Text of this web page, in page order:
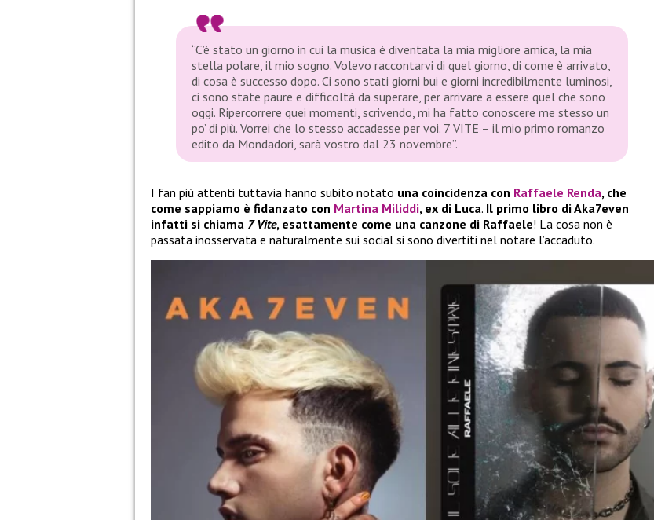
“C’è stato un giorno in cui la musica è diventata la mia migliore amica, la mia
stella polare, il mio sogno. Volevo raccontarvi di quel giorno, di come è arrivato,
di cosa è successo dopo. Ci sono stati giorni bui e giorni incredibilmente luminosi,
ci sono state paure e difficoltà da superare, per arrivare a essere quel che sono
oggi. Ripercorrere quei momenti, scrivendo, mi ha fatto conoscere me stesso un
po’ di più. Vorrei che lo stesso accadesse per voi. 7 VITE – il mio primo romanzo
edito da Mondadori, sarà vostro dal 23 novembre”.
I fan più attenti tuttavia hanno subito notato una coincidenza con Raffaele Renda, che
come sappiamo è fidanzato con Martina Miliddi, ex di Luca. Il primo libro di Aka7even
infatti si chiama 7 Vite, esattamente come una canzone di Raffaele! La cosa non è
passata inosservata e naturalmente sui social si sono divertiti nel notare l’accaduto.